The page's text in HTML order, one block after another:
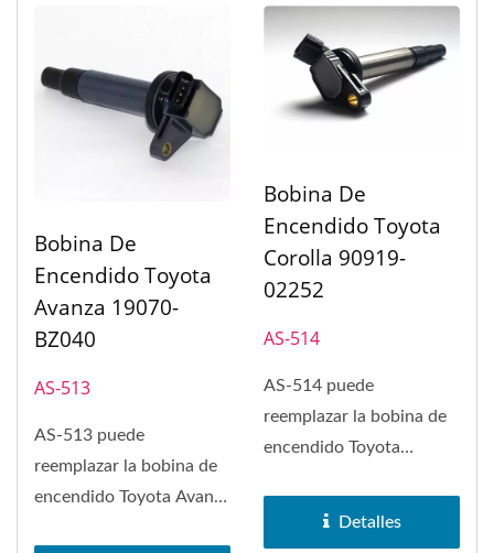
Bobina De
Encendido Toyota
Avanza 19070-
BZ040
AS-513
AS-513 puede
reemplazar la bobina de
encendido Toyota Avanza
Bobina De
Encendido Toyota
Corolla 90919-
02252
AS-514
AS-514 puede
reemplazar la bobina de
encendido Toyota
Detalles